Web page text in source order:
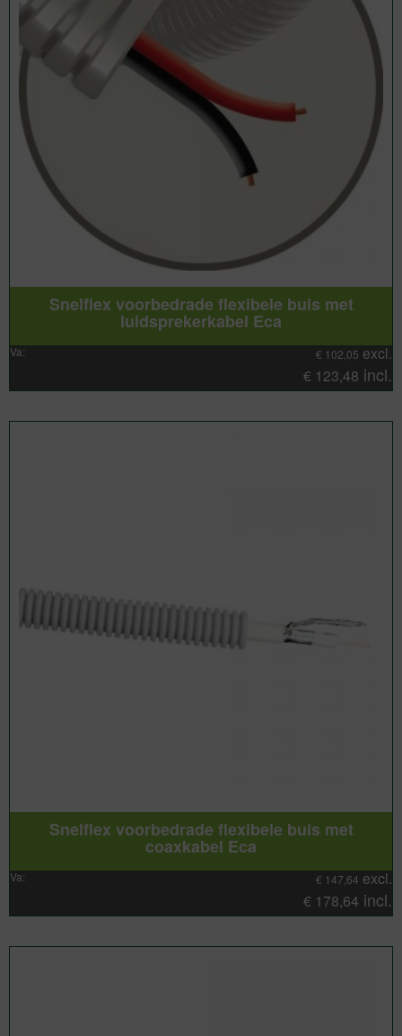
Snelflex voorbedrade flexibele buis met
luidsprekerkabel Eca
Va: € 102,05 excl.
€ 123,48 incl.
Snelflex voorbedrade flexibele buis met
coaxkabel Eca
Va: € 147,64 excl.
€ 178,64 incl.